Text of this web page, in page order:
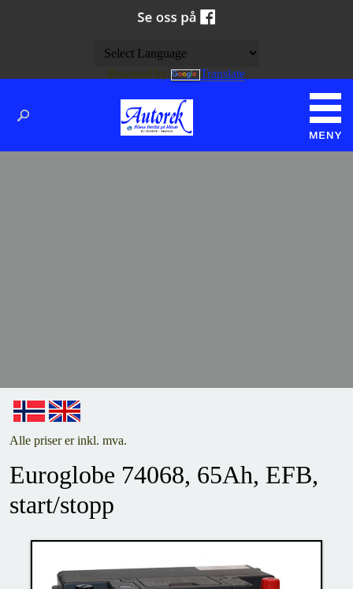
Alle priser er inkl. mva.
Euroglobe 74068, 65Ah, EFB,
start/stopp
Powered by Translate